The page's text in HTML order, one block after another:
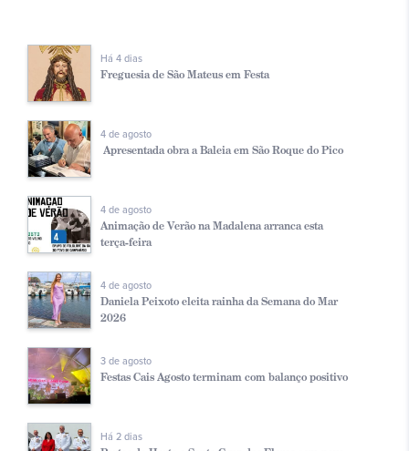
Há 4 dias
Freguesia de São Mateus em Festa
4 de agosto
Apresentada obra a Baleia em São Roque do Pico
4 de agosto
Animação de Verão na Madalena arranca esta
terça-feira
4 de agosto
Daniela Peixoto eleita rainha da Semana do Mar
2026
3 de agosto
Festas Cais Agosto terminam com balanço positivo
Há 2 dias